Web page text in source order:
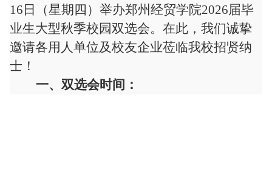
16 日 （星期四 ） 举办郑州经贸学院2026届毕
业生大型秋季校园双选会。在此，我们诚挚
邀请各用人单位及校友企业莅临我校招贤纳
士！
一、 双选会时间 ：